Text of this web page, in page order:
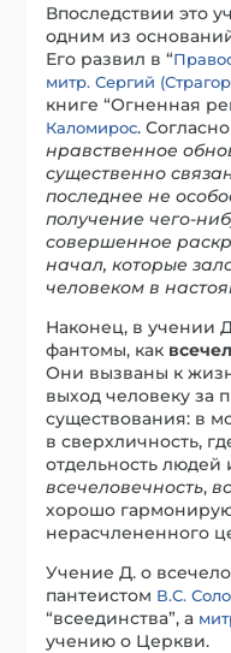
Впоследствии это
одним из
Его развил в “
митр. Сергий
книге “Огненная
Каломирос.
нравственное
существенно
последнее не
получение чего-
совершенное
начал, которые
человеком в
Наконец, в учении
фантомы, как
Они вызваны к
выход человеку за
существования: в
в сверхличность,
отдельность
всечеловечность,
хорошо
нерасчлененного
Учение Д. о
пантеистом В.С.
“всеединства”, а
учению о Церкви.